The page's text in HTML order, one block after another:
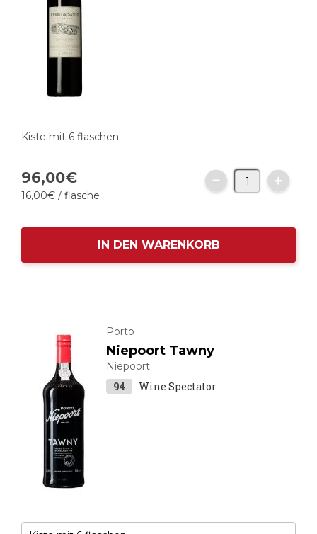
Kiste mit 6 flaschen
96,00€
16,00€ / flasche
IN DEN WARENKORB
Porto
Niepoort Tawny
Niepoort
94 Wine Spectator